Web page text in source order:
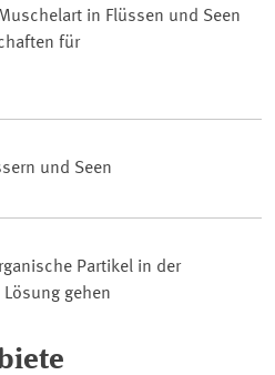
in Flüssen und Seen
für
und Seen
Partikel in der
gehen